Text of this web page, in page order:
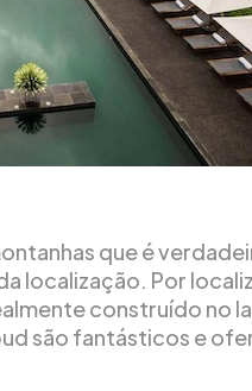
que é
localização. Por
construído no
são fantásticos e